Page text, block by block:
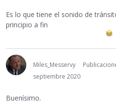
Es lo que tiene el sonido de
principio a fin
Miles_Messervy
septiembre 2020
Buenísimo.